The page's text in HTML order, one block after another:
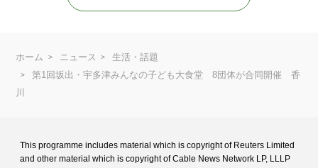
ホーム ニュース
生活・話題
第1回坂出・宇多津みんなの子ども大食堂 8団体が合同開催 香
川
This programme includes material which is copyright of Reuters Limited
and other material which is copyright of Cable News Network LP, LLLP